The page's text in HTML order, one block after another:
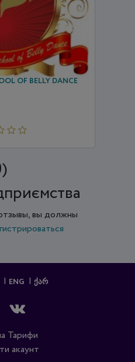
OF BELLY DANCE
вы должны
ENG ᲥᲐᲠ
Тарифи
акаунт